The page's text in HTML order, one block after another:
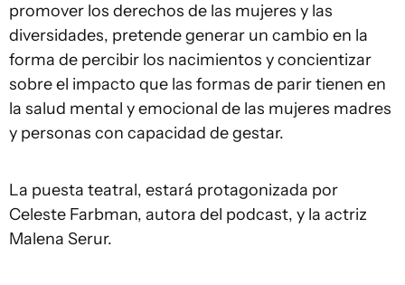
promover los derechos de las mujeres y las
diversidades, pretende generar un cambio en la
forma de percibir los nacimientos y concientizar
sobre el impacto que las formas de parir tienen en
la salud mental y emocional de las mujeres madres
y personas con capacidad de gestar.
La puesta teatral, estará protagonizada por
Celeste Farbman, autora del podcast, y la actriz
Malena Serur.